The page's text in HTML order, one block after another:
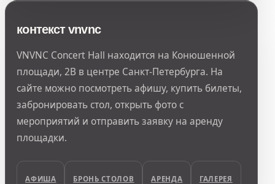
контекст vnvnc
VNVNC Concert Hall находится на Конюшенной
площади, 2В в центре Санкт-Петербурга. На
сайте можно посмотреть афишу, купить билеты,
забронировать стол, открыть фото с
мероприятий и отправить заявку на аренду
площадки.
АФИША БРОНЬ СТОЛОВ АРЕНДА ГАЛЕРЕЯ